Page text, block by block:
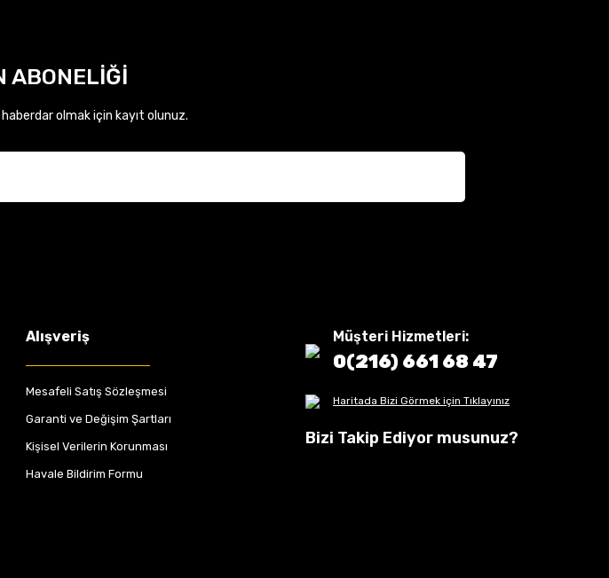
ABONELİĞİ
olmak için kayıt olunuz.
Alışveriş
Mesafeli Satış Sözleşmesi
Garanti ve Değişim Şartları
Kişisel Verilerin Korunması
Havale Bildirim Formu
Müşteri Hizmetleri:
0(216) 661 68 47
Haritada Bizi Görmek için Tıklayınız
Bizi Takip Ediyor musunuz?